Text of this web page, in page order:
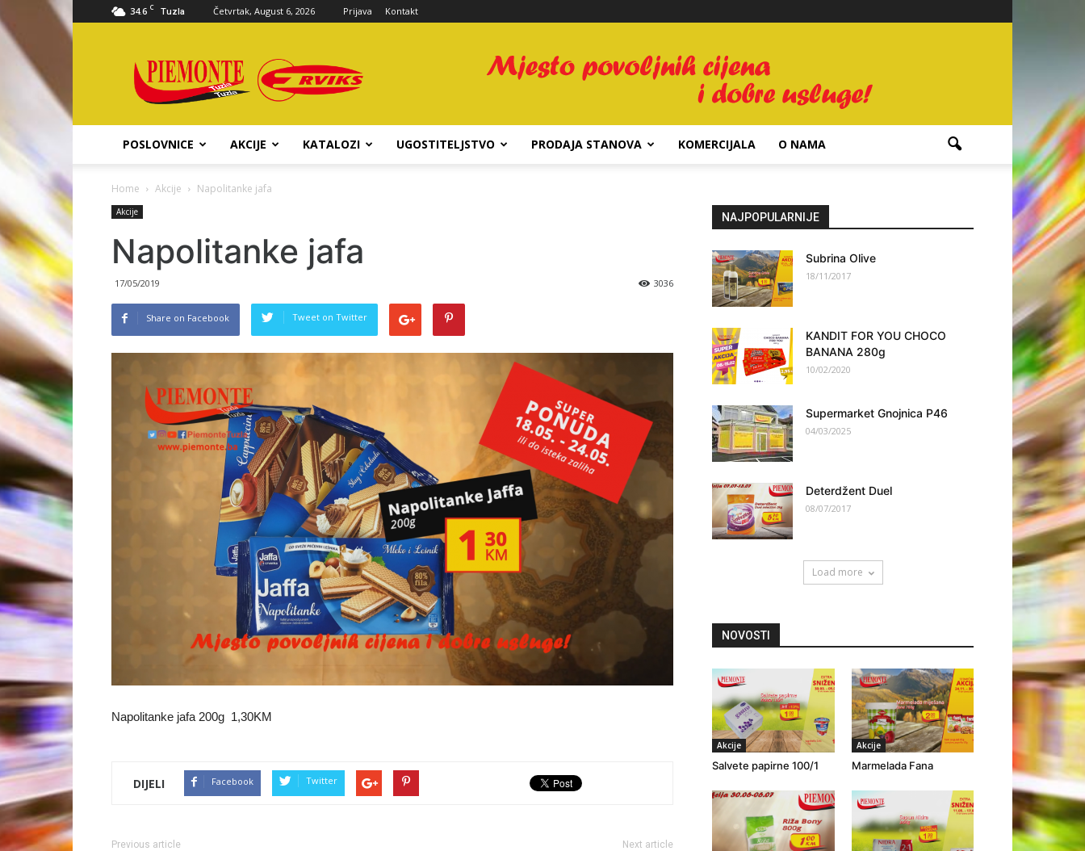
34.6 C Tuzla Četvrtak, August 6, 2026 Prijava Kontakt
d.o.o.
POSLOVNICE AKCIJE KATALOZI UGOSTITELJSTVO PRODAJA STANOVA KOMERCIJALA O NAMA
Home Akcije Napolitanke jafa
Akcije
Napolitanke jafa
17/05/2019 3036
Share on Facebook Tweet on Twitter
Napolitanke jafa 200g 1,30KM
DIJELI Facebook Twitter
Previous article Next article
NAJPOPULARNIJE
Subrina Olive
18/11/2017
KANDIT FOR YOU CHOCO
BANANA 280g
10/02/2020
Supermarket Gnojnica P46
04/03/2025
Deterdžent Duel
08/07/2017
Load more
NOVOSTI
Akcije
Salvete papirne 100/1
Akcije
Marmelada Fana